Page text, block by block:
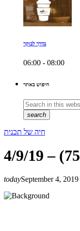
בדרך לבוקר
06:00 - 08:00
חיפוש באתר
search
חיה של תכנית
todaySeptember 4, 2019